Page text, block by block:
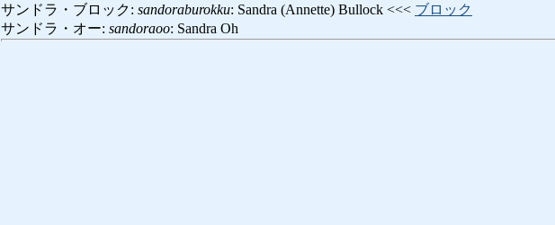
サンドラ・ブロック: sandoraburokku: Sandra (Annette) Bullock <<< ブロック
サンドラ・オー: sandoraoo: Sandra Oh